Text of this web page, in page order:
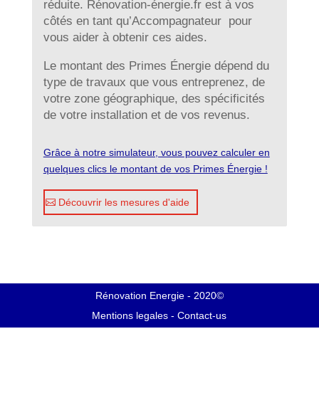
réduite. Rénovation-énergie.fr est à vos
côtés en tant qu’Accompagnateur pour
vous aider à obtenir ces aides.
Le montant des Primes Énergie dépend du
type de travaux que vous entreprenez, de
votre zone géographique, des spécificités
de votre installation et de vos revenus.
Grâce à notre simulateur, vous pouvez calculer en
quelques clics le montant de vos Primes Énergie !
Découvrir les mesures d'aide
Rénovation Energie - 2020©
Mentions legales -Contact-us